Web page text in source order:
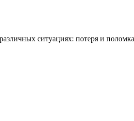
ситуациях: потеря и